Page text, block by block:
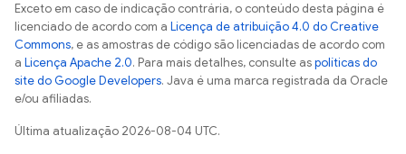
Exceto em caso de indicação contrária, o conteúdo desta página é
licenciado de acordo com a Licença de atribuição 4.0 do Creative
Commons, e as amostras de código são licenciadas de acordo com
a Licença Apache 2.0. Para mais detalhes, consulte aspolíticas do
site do Google Developers. Java é uma marca registrada da Oracle
e/ou afiliadas.
Última atualização 2026-08-04 UTC.